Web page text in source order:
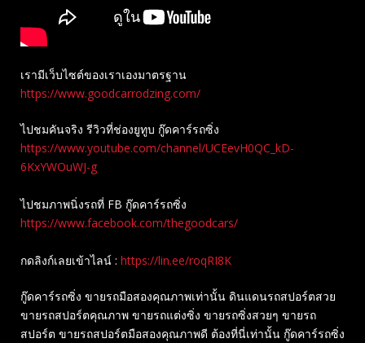
เรามีเว็บไซต์ของเราเองมาตรฐาน
https://www.goodcarrodzing.com/
ไปชมคันจริง รีวิวที่ช่องยู​ทูบ​ กู๊ดคาร์รถซิ่ง
https://www.youtube.com/channel/UCEevH0QC_kD-
6KxYWOuWJ-g
ไปชมภาพนิ่งรถที่ FB กู๊ดคาร์รถซิ่ง
https://www.facebook.com/thegoodcars/
กดลิงก์เลยเข้าไลน์ : https://lin.ee/roqRI8K
กู๊ดคาร์รถซิ่ง ขายรถมือสองคุณภาพเท่านั้น ดินแดนรถสปอร์ตสวย
ขายรถสปอร์ตคุณภาพ ขายรถแต่งซิ่ง ขายรถซิ่งสวยๆ ขายรถ
สปอร์ต ขายรถสปอร์ตมือสองคุณภาพดี ต้องที่นี่เท่านั้น กู๊ดคาร์รถซิ่ง